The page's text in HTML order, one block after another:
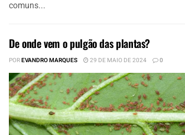
comuns...
De onde vem o pulgão das plantas?
POREVANDRO MARQUES 29 DE MAIO DE 2024 0